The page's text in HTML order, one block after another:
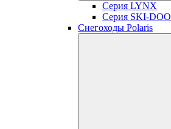
Серия LYNX
Серия SKI-DOO
Снегоходы Polaris